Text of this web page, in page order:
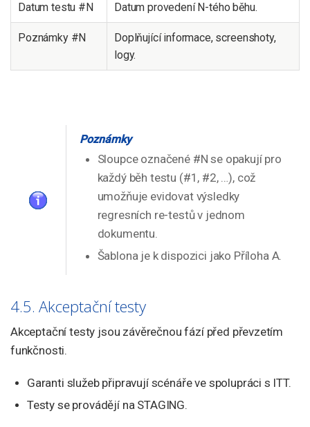
Datum testu #N Datum provedení N-tého běhu.
Poznámky #N
Doplňující informace, screenshoty,
logy.
Poznámky
Sloupce označené #N se opakují pro
každý běh testu (#1, #2, …), což
umožňuje evidovat výsledky
regresních re-testů v jednom
dokumentu.
Šablona je k dispozici jako Příloha A.
4.5. Akceptační testy
Akceptační testy jsou závěrečnou fází před převzetím
funkčnosti.
Garanti služeb připravují scénáře ve spolupráci s ITT.
Testy se provádějí na STAGING.